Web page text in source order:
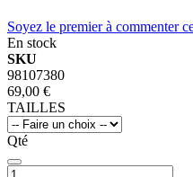
Soyez le premier à commenter
En stock
SKU
98107380
69,00 €
TAILLES
Qté